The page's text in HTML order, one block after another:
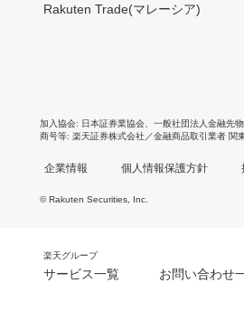
Rakuten Trade(マレーシア)
加入協会 日本証券業協会 一般社団法人金融先
商号等 楽天証券株式会社／金融商品取引業者 関
企業情報 個人情報保護方針
© Rakuten Securities, Inc.
楽天グループ
サービス一覧 お問い合わせ